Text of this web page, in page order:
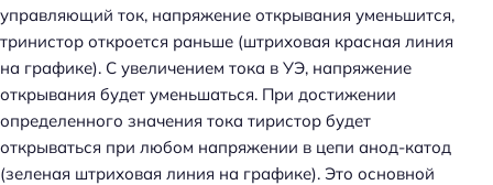
управляющий ток, напряжение открывания уменьшится,
тринистор откроется раньше (штриховая красная линия
на графике). С увеличением тока в УЭ, напряжение
открывания будет уменьшаться. При достижении
определенного значения тока тиристор будет
открываться при любом напряжении в цепи анод-катод
(зеленая штриховая линия на графике). Это основной